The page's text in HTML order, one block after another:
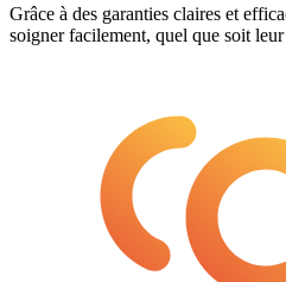
Grâce à des garanties claires et
soigner facilement, quel que soit